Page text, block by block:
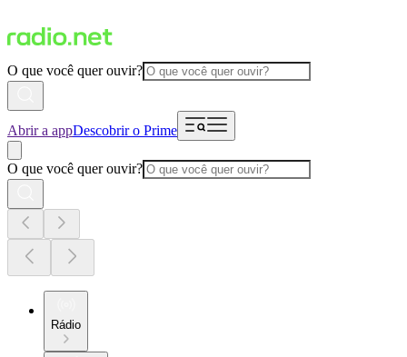
O que você quer ouvir?
Abrir a appDescobrir o Prime
O que você quer ouvir?
Rádio